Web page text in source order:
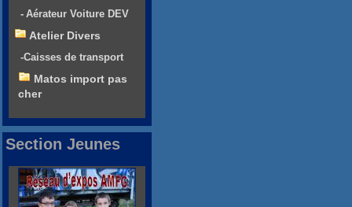
- Aérateur Voiture DEV
Atelier Divers
-Caisses de transport
Matos import pas
cher
Section Jeunes